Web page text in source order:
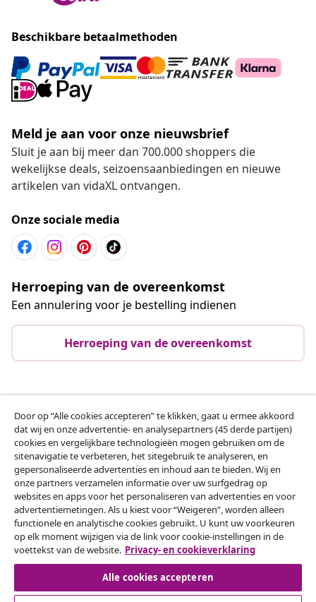
Beschikbare betaalmethoden
Meld je aan voor onze nieuwsbrief
Sluit je aan bij meer dan 700.000 shoppers die
wekelijkse deals, seizoensaanbiedingen en nieuwe
artikelen van vidaXL ontvangen.
Onze sociale media
Herroeping van de overeenkomst
Een annulering voor je bestelling indienen
Herroeping van de overeenkomst
Zakelijk
vidaXL
Ontdek meer
Door op “Alle cookies accepteren” te klikken, gaat u ermee akkoord
dat wij en onze advertentie- en analysepartners (45 derde partijen)
cookies en vergelijkbare technologieën mogen gebruiken om de
sitenavigatie te verbeteren, het sitegebruik te analyseren, en
gepersonaliseerde advertenties en inhoud aan te bieden. Wij en
onze partners verzamelen informatie over uw surfgedrag op
websites en apps voor het personaliseren van advertenties en voor
advertentiemetingen. Als u kiest voor “Weigeren”, worden alleen
functionele en analytische cookies gebruikt. U kunt uw voorkeuren
op elk moment wijzigen via de link voor cookie-instellingen in de
voettekst van de website. Privacy- en cookieverklaring
Alle cookies accepteren